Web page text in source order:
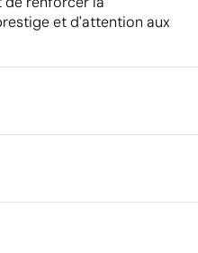
et d'attention aux